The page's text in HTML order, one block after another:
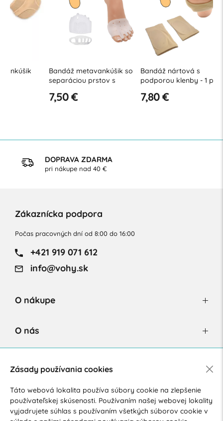
Bandáž metavankúšik so
separáciou prstov s
Bandáž nártová s
podporou klenby - 1 pár
Bandáž
pár
DOPRAVA ZDARMA
pri nákupe nad 40 €
Zákaznícka podpora
Počas pracovných dní od 8:00 do 16:00
+421 919 071 612
info@vohy.sk
O nákupe
O nás
Súhlasím so spracovaním osobných údajov pre marketingové
účely.Zásady ochrany osobných údajov.
Zásady používania cookies
Táto webová lokalita používa súbory cookie na zlepšenie
používateľskej skúsenosti. Používaním našej webovej lokality
vyjadrujete súhlas s používaním všetkých súborov cookie v